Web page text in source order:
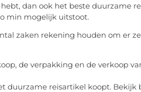
dan ook het beste duurzame
min mogelijk uitstoot.
zaken rekening houden om er
de verpakking en de verkoop
duurzame reisartikel koopt. Bekijk